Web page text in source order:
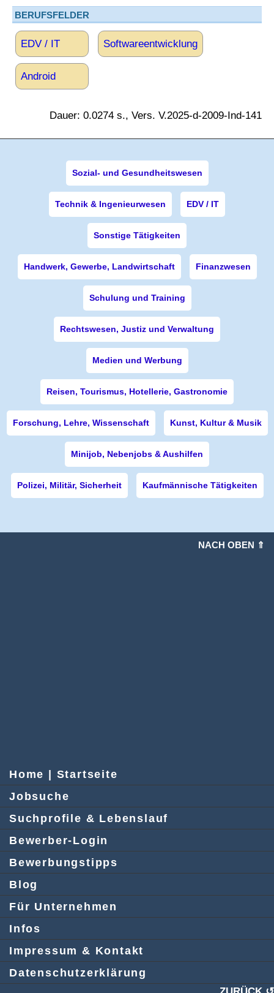
BERUFSFELDER
EDV / IT Softwareentwicklung
Android
Dauer: 0.0274 s., Vers. V.2025-d-2009-Ind-141
Sozial- und Gesundheitswesen
Technik & Ingenieurwesen EDV / IT
Sonstige Tätigkeiten
Handwerk, Gewerbe, Landwirtschaft Finanzwesen
Schulung und Training
Rechtswesen, Justiz und Verwaltung
Medien und Werbung
Reisen, Tourismus, Hotellerie, Gastronomie
Forschung, Lehre, Wissenschaft Kunst, Kultur & Musik
Minijob, Nebenjobs & Aushilfen
Polizei, Militär, Sicherheit Kaufmännische Tätigkeiten
NACH OBEN ⇑
Home | Startseite
Jobsuche
Suchprofile & Lebenslauf
Bewerber-Login
Bewerbungstipps
Blog
Für Unternehmen
Infos
Impressum & Kontakt
Datenschutzerklärung